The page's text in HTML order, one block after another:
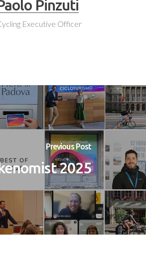
Pinzuti
Executive Officer
Previous Post
2025